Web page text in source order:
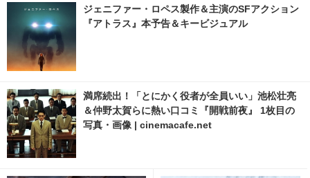
ジェニファー・ロペス製作＆主演のSFアクション
『アトラス』本予告＆キービジュアル
満席続出！「とにかく役者が全員いい」池松壮亮
＆仲野太賀らに熱い口コミ『開戦前夜』 1枚目の
写真・画像 | cinemacafe.net